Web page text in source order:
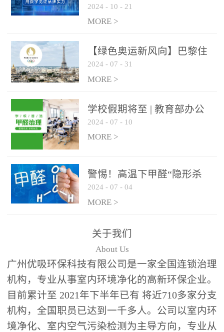
业，尽显除醛品牌实力！
2024 - 10 - 21
MORE >
【绿色奥运新风向】巴黎住
宿风波：优吸环保共建健康
绿色家居
2024 - 07 - 31
MORE >
学校假期将至 | 教育部办公
厅关于加强学校新建校舍室
内空气质量管理通知
2024 - 07 - 10
MORE >
警惕！高温下甲醛“隐形杀
手”来袭，你的家安全吗？
2024 - 07 - 04
MORE >
关于我们
About Us
广州优吸环保科技有限公司是一家全国连锁治理
机构，专业从事室内环境净化的高新环保企业。
目前累计至 2021年下半年已有 将近710多家分支
机构，全国职员已达到一千多人。公司以室内环
境净化、室内空气污染检测为主导方向，专业从